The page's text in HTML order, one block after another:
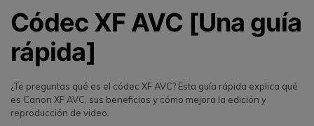
Códec XF AVC [Una guía
rápida]
¿Te preguntas qué es el códec XF AVC? Esta guía rápida explica qué
es Canon XF AVC, sus beneficios y cómo mejora la edición y
reproducción de video.